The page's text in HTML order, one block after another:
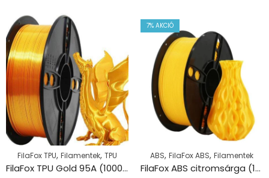
FilaFox TPU, Filamentek, TPU
FilaFox TPU Gold 95A (1000g / 1,75mm)
7% AKCIÓ
ABS, FilaFox ABS, Filamentek
FilaFox ABS citromsárga (1000g / 1,75mm)